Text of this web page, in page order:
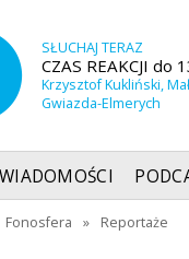
SŁUCHAJ TERAZ
CZAS REAKCJI do
Krzysztof Kukliński,
Gwiazda-Elmerych
WIADOMOŚCI
Fonosfera » Reportaże